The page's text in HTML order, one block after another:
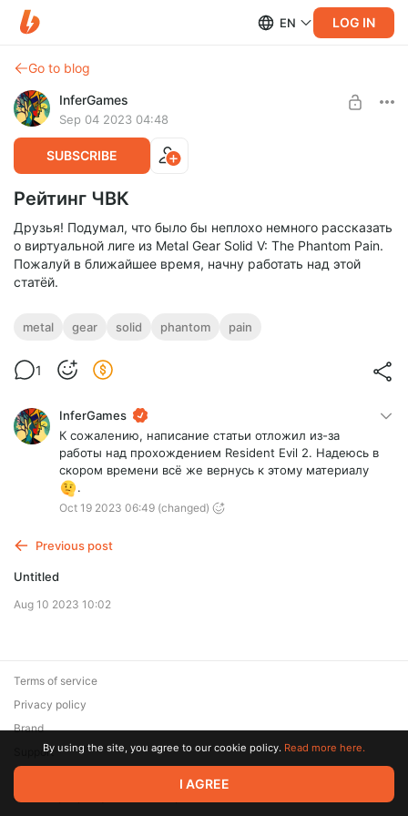
EN LOG IN
Go to blog
InferGames
Sep 04 2023 04:48
SUBSCRIBE
Рейтинг ЧВК
Друзья! Подумал, что было бы неплохо немного рассказать
о виртуальной лиге из Metal Gear Solid V: The Phantom Pain.
Пожалуй в ближайшее время, начну работать над этой
статёй.
metal gear solid phantom pain
1
InferGames
К сожалению, написание статьи отложил из-за
работы над прохождением Resident Evil 2. Надеюсь в
скором времени всё же вернусь к этому материалу
.
Oct 19 2023 06:49 (changed)
Previous post
Untitled
Aug 10 2023 10:02
© 2026 Zaya Solutions Limited. All rights reserved. All trademarks
are the property of their respective owners.
Terms of service
Privacy policy
Brand
SupportBy using the site, you agree to our cookie policy. Read more here.
I AGREE